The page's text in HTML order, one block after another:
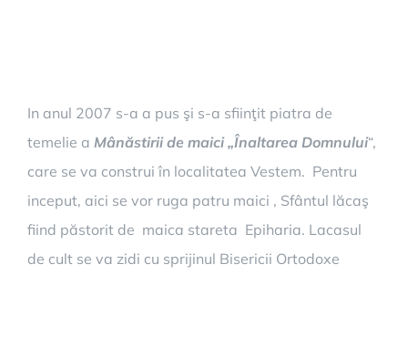
In anul 2007 s-a a pus şi s-a sfiinţit piatra de
temelie a Mânăstirii de maici „Înaltarea Domnului“,
care se va construi în localitatea Vestem. Pentru
inceput, aici se vor ruga patru maici , Sfântul lăcaş
fiind păstorit de maica stareta Epiharia. Lacasul
de cult se va zidi cu sprijinul Bisericii Ortodoxe